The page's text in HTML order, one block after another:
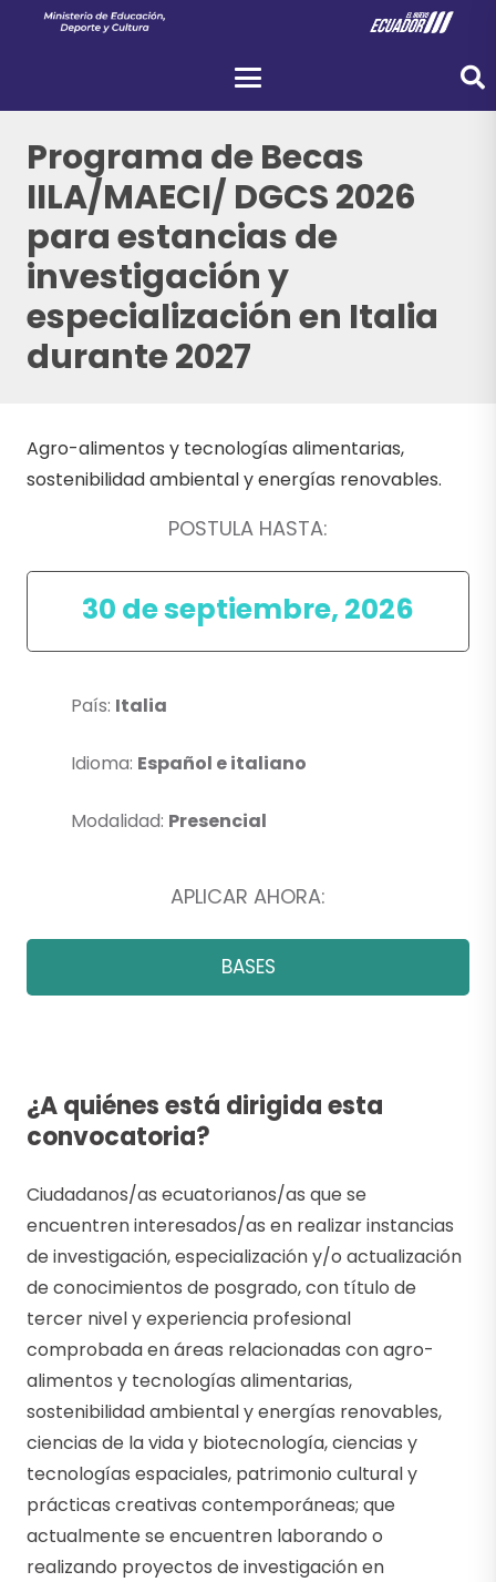
Programa de Becas
IILA/MAECI/ DGCS 2026
para estancias de
investigación y
especialización en Italia
durante 2027
Agro-alimentos y tecnologías alimentarias,
sostenibilidad ambiental y energías renovables.
POSTULA HASTA:
30 de septiembre, 2026
País: Italia
Idioma: Español e italiano
Modalidad: Presencial
APLICAR AHORA:
BASES
¿A quiénes está dirigida esta
convocatoria?
Ciudadanos/as ecuatorianos/as que se
encuentren interesados/as en realizar instancias
de investigación, especialización y/o actualización
de conocimientos de posgrado, con título de
tercer nivel y experiencia profesional
comprobada en áreas relacionadas con agro-
alimentos y tecnologías alimentarias,
sostenibilidad ambiental y energías renovables,
ciencias de la vida y biotecnología, ciencias y
tecnologías espaciales, patrimonio cultural y
prácticas creativas contemporáneas; que
actualmente se encuentren laborando o
realizando proyectos de investigación en